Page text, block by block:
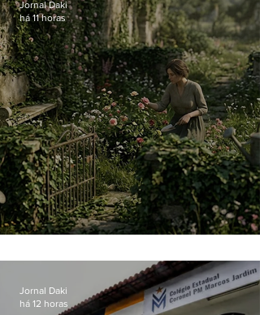
Jornal Daki
há 11 horas
Jornal Daki
há 12 horas